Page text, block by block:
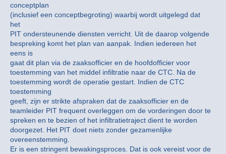
conceptplan
(inclusief een conceptbegroting) waarbij wordt uitgelegd dat
het
PIT ondersteunende diensten verricht. Uit de daarop volgende
bespreking komt het plan van aanpak. Indien iedereen het
eens is
gaat dit plan via de zaaksofficier en de hoofdofficier voor
toestemming van het middel infiltratie naar de CTC. Na de
toestemming wordt de operatie gestart. Indien de CTC
toestemming
geeft, zijn er strikte afspraken dat de zaaksofficier en de
teamleider PIT frequent overleggen om de vorderingen door te
spreken en te bezien of het infiltratietraject dient te worden
doorgezet. Het PIT doet niets zonder gezamenlijke
overeenstemming.
Er is een stringent bewakingsproces. Dat is ook vereist voor de